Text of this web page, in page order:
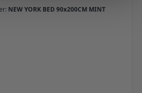
NEW YORK BED 90x200CM MINT